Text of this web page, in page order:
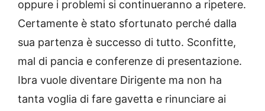
oppure i problemi si continueranno a ripetere.
Certamente è stato sfortunato perché dalla
sua partenza è successo di tutto. Sconfitte,
mal di pancia e conferenze di presentazione.
Ibra vuole diventare Dirigente ma non ha
tanta voglia di fare gavetta e rinunciare ai